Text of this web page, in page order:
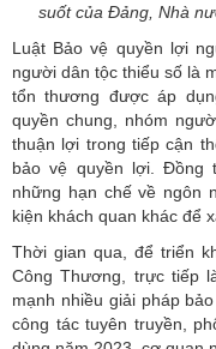
suốt của Đảng, Nhà
Luật Bảo vệ quyền lợi
người dân tộc thiểu số là
tổn thương được áp
quyền chung, nhóm
thuận lợi trong tiếp cận
bảo vệ quyền lợi. Đồng
những hạn chế về ngôn
kiện khách quan khác để
Thời gian qua, để triển
Công Thương, trực tiếp
mạnh nhiều giải pháp
công tác tuyên truyền,